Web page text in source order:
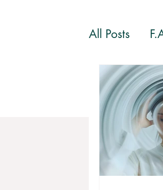
All Posts